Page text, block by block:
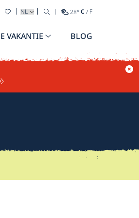
TAAL SELECTEREN 28°C / F
VAKANTIE BLOG